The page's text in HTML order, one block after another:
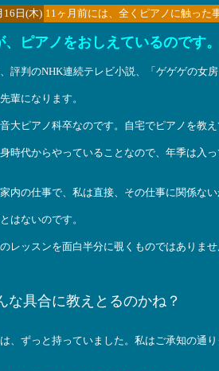
16日(木) 11ヶ月前には、全くピアノに触った
ピアノをおしえているのです
評判のNHK連続テレビ小説、「ゲゲゲの女
輩になります。
大ピアノ科卒なのです。自宅でピアノを教
時代からやっていることなので、年季は入
内の仕事で、私は直接、その仕事に関係な
はないのです。
レッスンを面白半分に覗くものではありま
な具合に教えとるのかね？
、ずっと持っていました。私はご承知の通